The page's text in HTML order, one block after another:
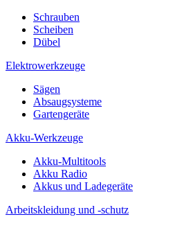
Schrauben
Scheiben
Dübel
Elektrowerkzeuge
Sägen
Absaugsysteme
Gartengeräte
Akku-Werkzeuge
Akku-Multitools
Akku Radio
Akkus und Ladegeräte
Arbeitskleidung und -schutz